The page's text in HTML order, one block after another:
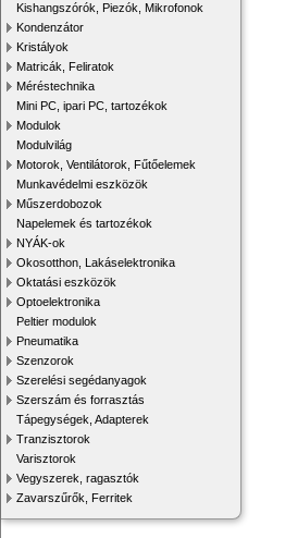
Kishangszórók, Piezók, Mikrofonok
Kondenzátor
Kristályok
Matricák, Feliratok
Méréstechnika
Mini PC, ipari PC, tartozékok
Modulok
Modulvilág
Motorok, Ventilátorok, Fűtőelemek
Munkavédelmi eszközök
Műszerdobozok
Napelemek és tartozékok
NYÁK-ok
Okosotthon, Lakáselektronika
Oktatási eszközök
Optoelektronika
Peltier modulok
Pneumatika
Szenzorok
Szerelési segédanyagok
Szerszám és forrasztás
Tápegységek, Adapterek
Tranzisztorok
Varisztorok
Vegyszerek, ragasztók
Zavarszűrők, Ferritek